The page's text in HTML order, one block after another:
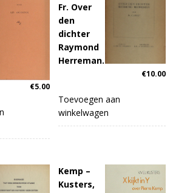
€5.00
Fr. Over
den
dichter
Raymond
Herreman.
€10.00
Toevoegen aan
winkelwagen
Kemp –
Kusters,